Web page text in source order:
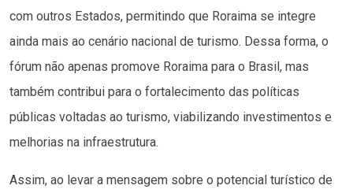
com outros Estados, permitindo que Roraima se integre
ainda mais ao cenário nacional de turismo. Dessa forma, o
fórum não apenas promove Roraima para o Brasil, mas
também contribui para o fortalecimento das políticas
públicas voltadas ao turismo, viabilizando investimentos e
melhorias na infraestrutura.
Assim, ao levar a mensagem sobre o potencial turístico de